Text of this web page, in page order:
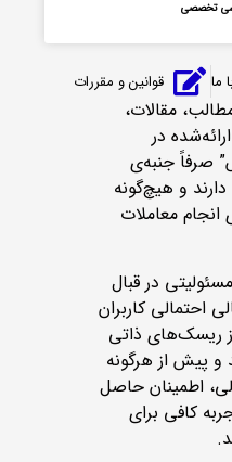
ما قوانین و مقررات
مقالات،
در
صرفاً جنبه‌ی
و هیچ‌گونه
انجام معاملات
در قبال
احتمالی کاربران
ریسک‌های ذاتی
و پیش از هرگونه
اطمینان حاصل
کافی برای